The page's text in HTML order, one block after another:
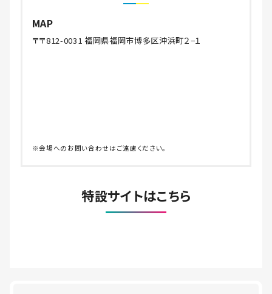
MAP
〒〒812-0031 福岡県福岡市博多区沖浜町２−１
※会場へのお問い合わせはご遠慮ください。
特設サイトはこちら